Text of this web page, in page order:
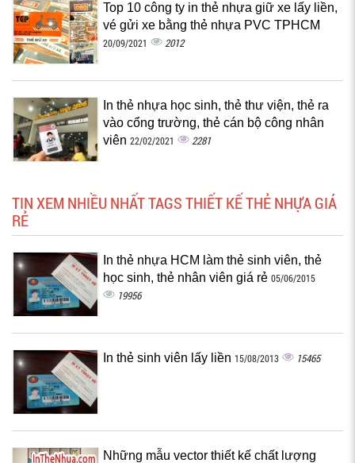
Top 10 công ty in thẻ nhựa giữ xe lấy liền,
vé gửi xe bằng thẻ nhựa PVC TPHCM
20/09/2021 2012
In thẻ nhựa học sinh, thẻ thư viện, thẻ ra
vào cổng trường, thẻ cán bộ công nhân
viên 22/02/2021 2281
TIN XEM NHIỀU NHẤT TAGS THIẾT KẾ THẺ NHỰA GIÁ
RẺ
In thẻ nhựa HCM làm thẻ sinh viên, thẻ
học sinh, thẻ nhân viên giá rẻ 05/06/2015
19956
In thẻ sinh viên lấy liền 15/08/2013 15465
Những mẫu vector thiết kế chất lượng